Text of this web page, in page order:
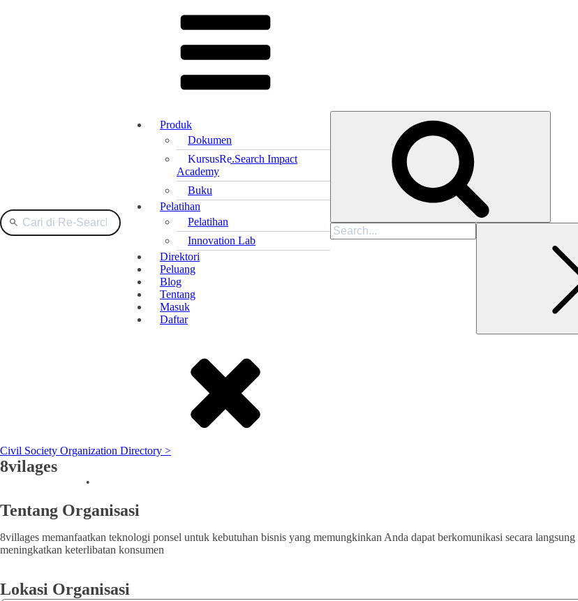
Produk
Dokumen
KursusRe.Search Impact
Academy
Buku
Pelatihan
Pelatihan
Innovation Lab
Direktori
Peluang
Blog
Tentang
Masuk
Daftar
Cari
untuk:
Civil Society Organization Directory >
8vilages
•
Tentang Organisasi
8villages memanfaatkan teknologi ponsel untuk kebutuhan bisnis yang memungkinkan Anda dapat berkomunikasi secara
meningkatkan keterlibatan konsumen
Lokasi Organisasi